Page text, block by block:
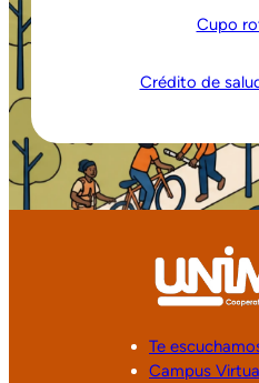
Cupo
Crédito de
Te
Campus